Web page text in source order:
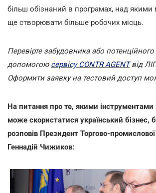
більш обізнаний в програмах, над
ще створювати більше робочих місць.
Перевірте забудовника або
допомогою сервісу CONTR AGENTвід
Оформити заявку на тестовий доступ
На питання про те, якими інструментами
може скористатися український бізнес,
розповів Президент Торгово-
Геннадій Чижиков: